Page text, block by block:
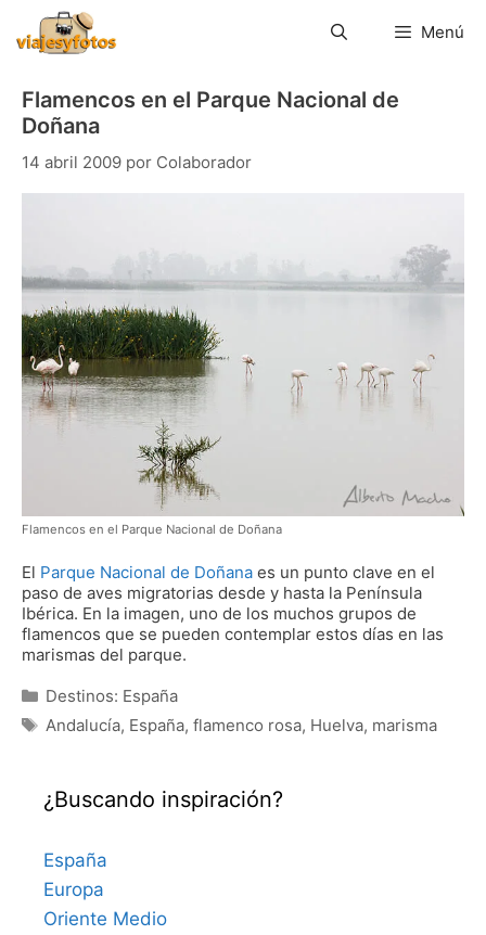
contenido
Menú
Flamencos en el Parque Nacional de
Doñana
14 abril 2009 por Colaborador
Flamencos en el Parque Nacional de Doñana
El Parque Nacional de Doñana es un punto clave en el
paso de aves migratorias desde y hasta la Península
Ibérica. En la imagen, uno de los muchos grupos de
flamencos que se pueden contemplar estos días en las
marismas del parque.
Categorías
Destinos: España
Etiquetas
Andalucía, España, flamenco rosa, Huelva, marisma
¿Buscando inspiración?
España
Europa
Oriente Medio